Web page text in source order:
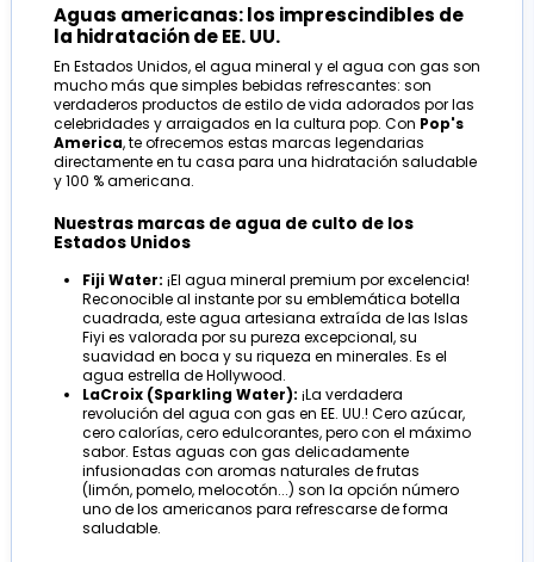
Aguas americanas: los imprescindibles de
la hidratación de EE. UU.
En Estados Unidos, el agua mineral y el agua con gas son
mucho más que simples bebidas refrescantes: son
verdaderos productos de estilo de vida adorados por las
celebridades y arraigados en la cultura pop. Con Pop's
America, te ofrecemos estas marcas legendarias
directamente en tu casa para una hidratación saludable
y 100 % americana.
Nuestras marcas de agua de culto de los
Estados Unidos
Fiji Water: ¡El agua mineral premium por excelencia!
Reconocible al instante por su emblemática botella
cuadrada, este agua artesiana extraída de las Islas
Fiyi es valorada por su pureza excepcional, su
suavidad en boca y su riqueza en minerales. Es el
agua estrella de Hollywood.
LaCroix (Sparkling Water): ¡La verdadera
revolución del agua con gas en EE. UU.! Cero azúcar,
cero calorías, cero edulcorantes, pero con el máximo
sabor. Estas aguas con gas delicadamente
infusionadas con aromas naturales de frutas
(limón, pomelo, melocotón...) son la opción número
uno de los americanos para refrescarse de forma
saludable.